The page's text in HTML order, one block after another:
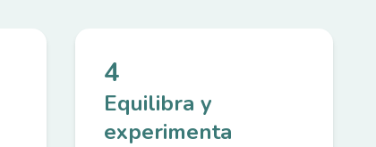
4
Equilibra y
experimenta